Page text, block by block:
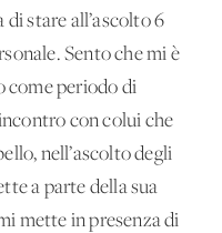
stare all’ascolto 6
Sento che mi è
come periodo di
con colui che
nell’ascolto degli
a parte della sua
mette in presenza di